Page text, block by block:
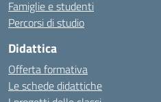
Famiglie e studenti
Percorsi di studio
Didattica
Offerta formativa
Le schede didattiche